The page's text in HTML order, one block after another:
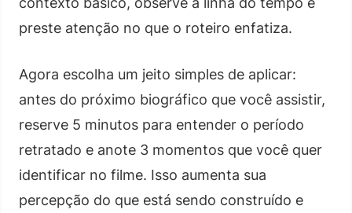
preste atenção no que o roteiro enfatiza.
Agora escolha um jeito simples de aplicar:
antes do próximo biográfico que você assistir,
reserve 5 minutos para entender o período
retratado e anote 3 momentos que você quer
identificar no filme. Isso aumenta sua
percepção do que está sendo construído e